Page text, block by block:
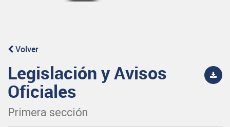
Volver
Legislación y Avisos
Oficiales
Primera sección